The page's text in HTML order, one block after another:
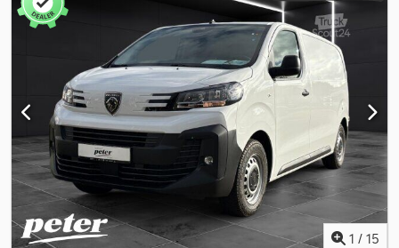
elektroninė stabilumo programa (ESP), imobilaizerio sistema,
kruizo kontrolė, oro kondicionavimas, oro pagalvė, statymo
jutikliai, stumdomos durys, sėdynės šildytuvas, trauki kontrolė,
vairo stiprintuvas,
1 / 15